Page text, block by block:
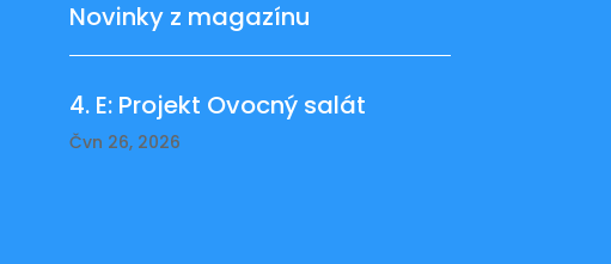
Novinky z magazínu
4. E: Projekt Ovocný salát
Čvn 26, 2026